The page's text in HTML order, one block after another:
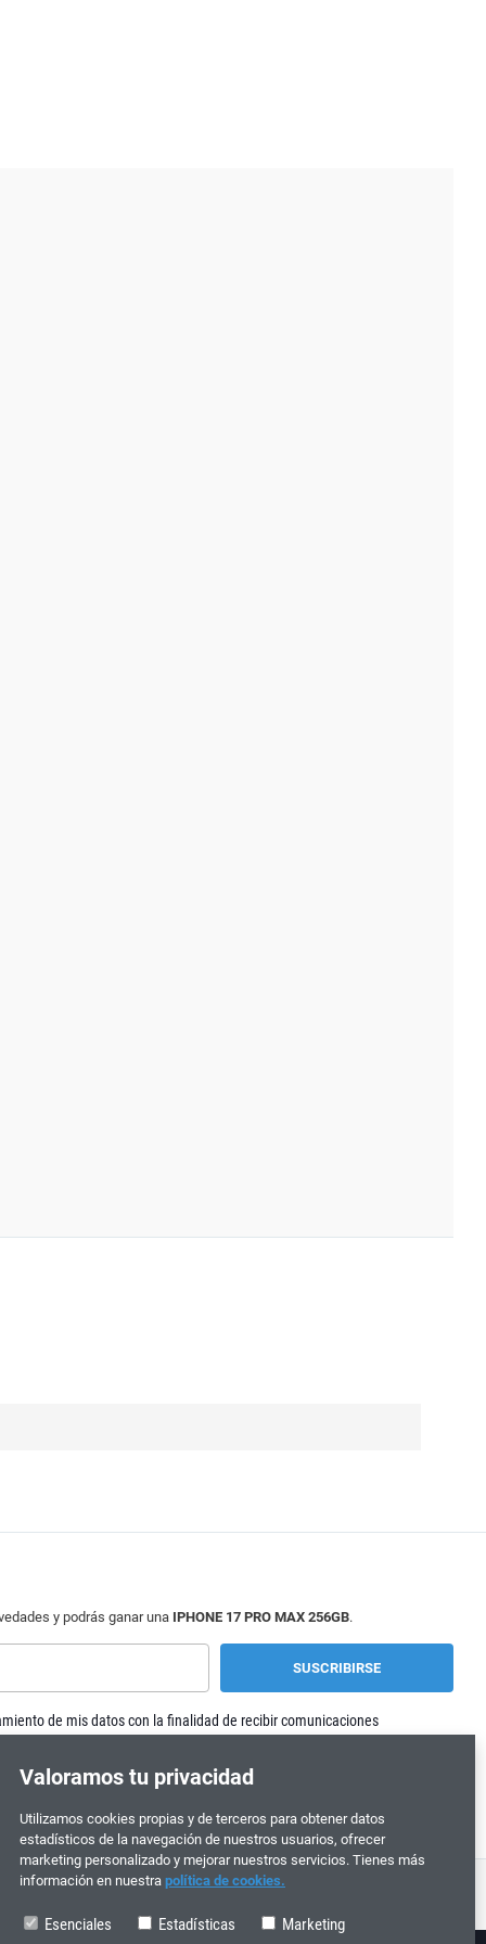
y podrás ganar una IPHONE 17 PRO MAX 256GB.
de mis datos con la finalidad de recibir comunicaciones
salvo a los proveedores de servicios de alojamiento de los servidores ubicados
Valoramos tu privacidad
Utilizamos cookies propias y de terceros para obtener datos
estadísticos de la navegación de nuestros usuarios, ofrecer
marketing personalizado y mejorar nuestros servicios. Tienes más
información en nuestra política de cookies.
Esenciales Estadísticas Marketing